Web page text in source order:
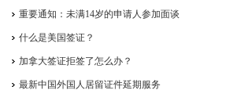
重要通知：未满14岁的申请人参加面谈
什么是美国签证？
加拿大签证拒签了怎么办？
最新中国外国人居留证件延期服务